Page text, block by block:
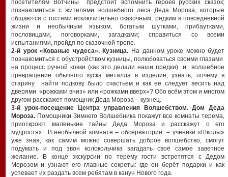
посетителям Вотчины предстоит вспомнить героев русских сказок;
познакомиться с жителями волшебного леса Деда Мороза, которые
общаются с гостями исключительно сказочным, редким в повседневной
жизни и необычным языком, богатым шутками, прибаутками,
пословицами, поговорками, загадками; справиться со всеми
испытаниями, пройдя по сказочной тропе.
2-й урок «Кованые чудеса». Кузница. На данном уроке можно будет
познакомиться с обустройством кузницы, полюбоваться своими глазами
на процесс ручной ковки (как это делали наши предки) и волшебное
превращение обычного куска металла в изделие, узнать, почему в
старину найти подкову было счастьем и как её следует весить над
дверями «рожками вниз» или «рожками вверх»? Обо всём этом и многом
другом расскажет помощник Деда Мороза – кузнец.
3-й урок-посещение Центра управления Волшебством. Дом Деда
Мороза. Помощники Зимнего Волшебника покажут все комнаты терема,
приоткроют маленькие тайны Деда Мороза и расскажут о его
мудростях. В необычной комнате – обсерватории – ученики «Школы»
уже зная, как самим можно совершать доброе волшебство, смогут
подумать и под звон колокольчика загадать своё самое заветное
желание. В конце экскурсии по терему гости встретятся с Дедом
Морозом и узнают его главные секреты: где он берёт подарки и как
успевает их раздать всем ребятам в канун Нового года.